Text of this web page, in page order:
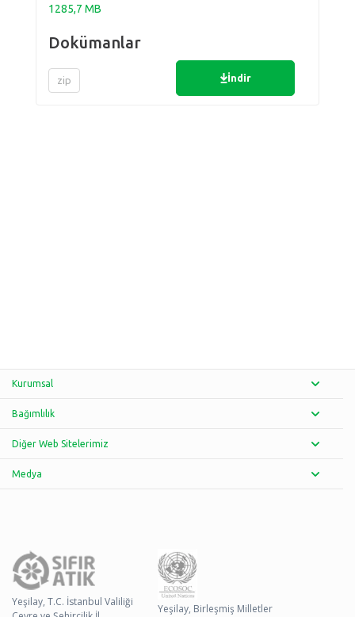
1285,7 MB
Dokümanlar
zip İndir
Kurumsal
Bağımlılık
Diğer Web Sitelerimiz
Medya
Yeşilay, T.C. İstanbul Valiliği
Yeşilay, Birleşmiş Milletler